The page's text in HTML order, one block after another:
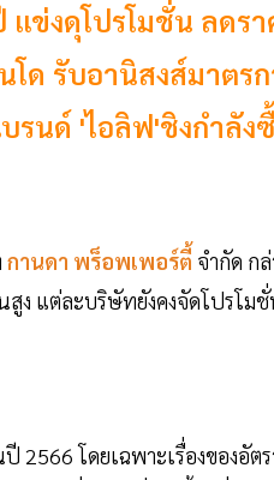
ข่งดุโปรโมชั่น ลดร
ด รับอานิสงส์มาตร
นด์ 'ไอลิฟ'ชิงกำลัง
กานดา พร็อพเพอร์ตี้ จำกัด ก
ง แต่ละบริษัทยังคงจัดโปรโม
2566 โดยเฉพาะเรื่องของอั